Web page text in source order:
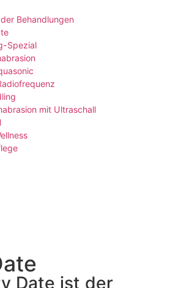
Behandlungen
Spezial
mit Ultraschall
Date ist der